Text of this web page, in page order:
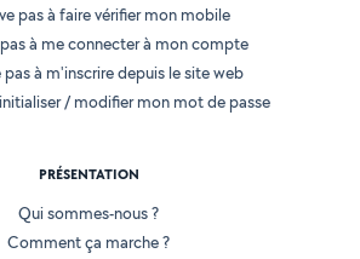
pas à faire vérifier mon mobile
pas à me connecter à mon compte
pas à m'inscrire depuis le site web
/ modifier mon mot de passe
PRÉSENTATION
Qui sommes-nous ?
Comment ça marche ?